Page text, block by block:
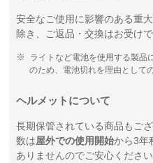
安全なご使用に影響のある重
除き、ご返品・交換はお受けで
ライトなど電池を使用する製品
のため、電池切れを理由として
ヘルメットについて
長期保管されている商品もご
数は屋外での使用開始から3年
ありませんのでご安心くださ